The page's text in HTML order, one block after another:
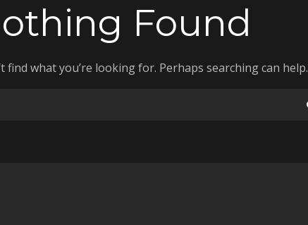
Found
find what you’re looking for. Perhaps searching can help.